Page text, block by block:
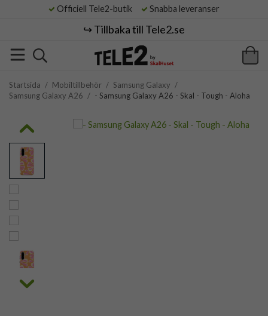
Officiell Tele2-butik Snabba leveranser
↪️ Tillbaka till Tele2.se
Startsida / Mobiltillbehör / Samsung Galaxy /
Samsung Galaxy A26 / - Samsung Galaxy A26 - Skal - Tough - Aloha